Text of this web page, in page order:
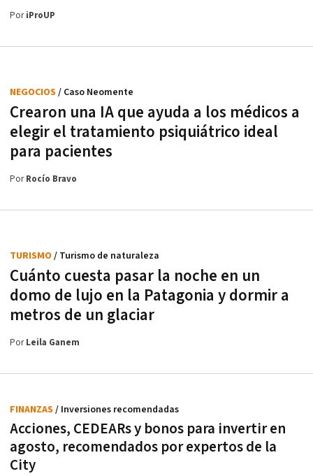
PoriProUP
Crearon una IA que ayuda a los médicos a
elegir el tratamiento psiquiátrico ideal
para pacientes
NEGOCIOS / Caso Neomente
PorRocío Bravo
Cuánto cuesta pasar la noche en un
domo de lujo en la Patagonia y dormir a
metros de un glaciar
TURISMO / Turismo de naturaleza
PorLeila Ganem
Acciones, CEDEARs y bonos para invertir en
agosto, recomendados por expertos de la
City
FINANZAS / Inversiones recomendadas